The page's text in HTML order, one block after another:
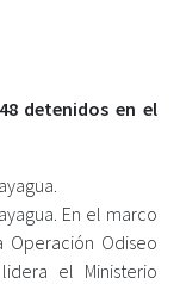
detenidos en el
En el marco
Operación Odiseo
el Ministerio